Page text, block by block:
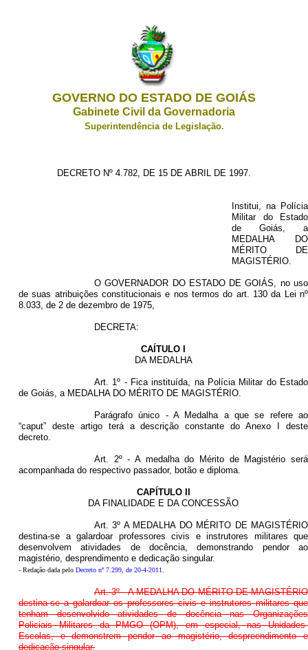
GOVERNO DO ESTADO DE GOIÁS
Gabinete Civil da Governadoria
Superintendência de Legislação.
DECRETO Nº 4.782, DE 15 DE ABRIL DE 1997.
Institui, na Polícia
Militar do Estado
de Goiás, a
MEDALHA DO
MÉRITO DE
MAGISTÉRIO.
O GOVERNADOR DO ESTADO DE GOIÁS, no uso
de suas atribuições constitucionais e nos termos do art. 130 da Lei nº
8.033, de 2 de dezembro de 1975,
DECRETA:
CAÍTULO I
DA MEDALHA
Art. 1º - Fica instituída, na Polícia Militar do Estado
de Goiás, a MEDALHA DO MÉRITO DE MAGISTÉRIO.
Parágrafo único - A Medalha a que se refere ao
“caput” deste artigo terá a descrição constante do Anexo I deste
decreto.
Art. 2º - A medalha do Mérito de Magistério será
acompanhada do respectivo passador, botão e diploma.
CAPÍTULO II
DA FINALIDADE E DA CONCESSÃO
Art. 3º A MEDALHA DO MÉRITO DE MAGISTÉRIO
destina-se a galardoar professores civis e instrutores militares que
desenvolvem atividades de docência, demonstrando pendor ao
magistério, desprendimento e dedicação singular.
- Redação dada pelo Decreto nº 7.299, de 20-4-2011
Art. 3º - A MEDALHA DO MÉRITO DE MAGISTÉRIO
destina-se a galardoar os professores civis e instrutores militares que
tenham desenvolvido atividades de docência nas Organizações
Policiais Militares da PMGO (OPM), em especial, nas Unidades-
Escolas, e demonstrem pendor ao magistério, despreendimento e
dedicação singular.